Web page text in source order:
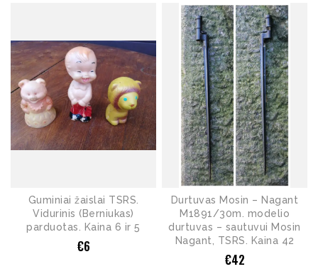
Guminiai žaislai TSRS.
Vidurinis (Berniukas)
parduotas. Kaina 6 ir 5
€6
Durtuvas Mosin – Nagant
M1891/30m. modelio
durtuvas – sautuvui Mosin
Nagant, TSRS. Kaina 42
€42